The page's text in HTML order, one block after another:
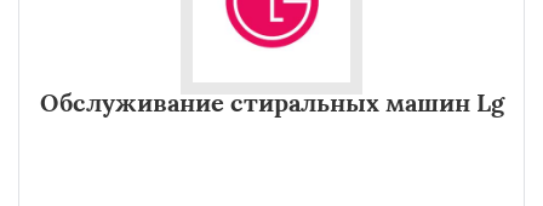
Обслуживание стиральных машин Lg